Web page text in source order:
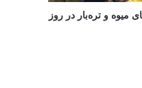
میوه و تره‌بار در روز